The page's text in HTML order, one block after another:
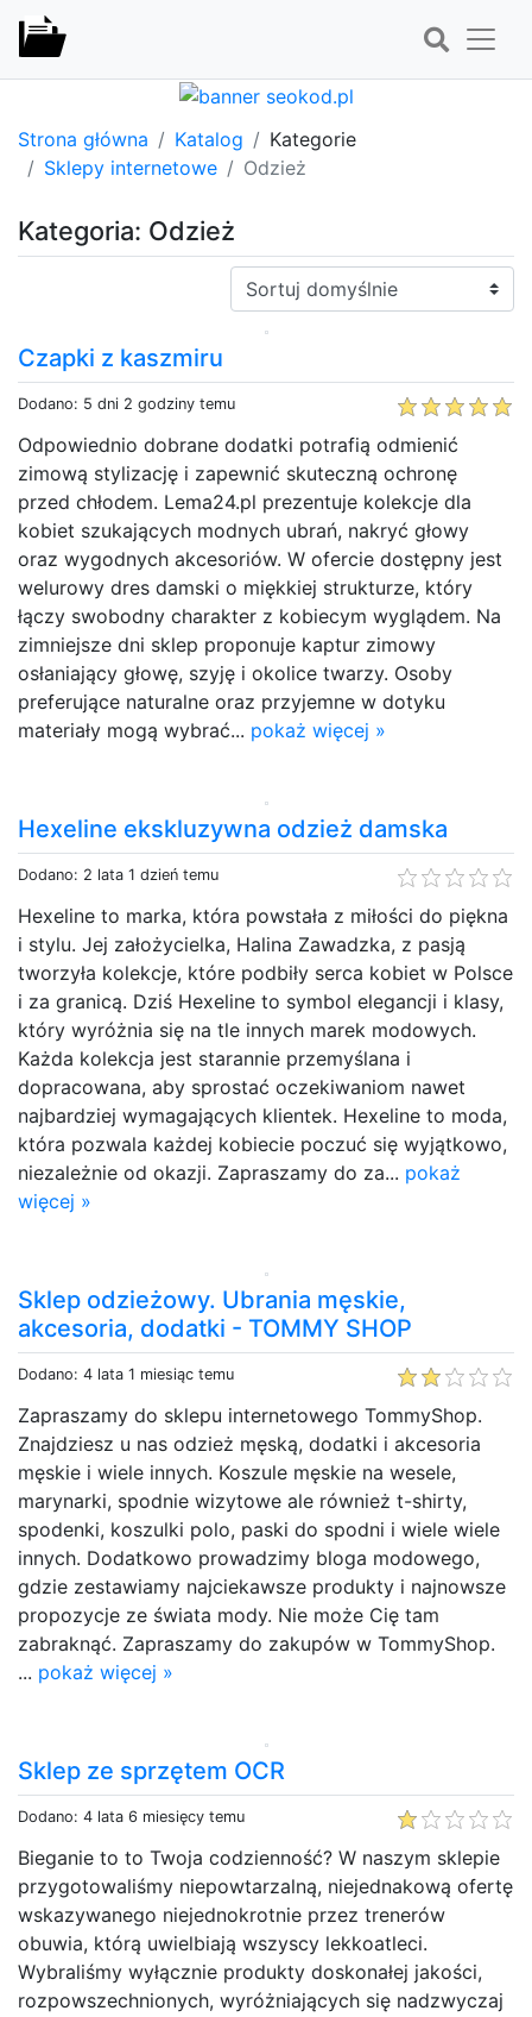
Strona główna Katalog
Kategorie
Sklepy internetowe
Odzież
Kategoria: Odzież
Sortuj:
Czapki z kaszmiru
Dodano: 5 dni 2 godziny temu
Odpowiednio dobrane dodatki potrafią odmienić
zimową stylizację i zapewnić skuteczną ochronę
przed chłodem. Lema24.pl prezentuje kolekcje dla
kobiet szukających modnych ubrań, nakryć głowy
oraz wygodnych akcesoriów. W ofercie dostępny jest
welurowy dres damski o miękkiej strukturze, który
łączy swobodny charakter z kobiecym wyglądem. Na
zimniejsze dni sklep proponuje kaptur zimowy
osłaniający głowę, szyję i okolice twarzy. Osoby
preferujące naturalne oraz przyjemne w dotyku
materiały mogą wybrać... pokaż więcej »
Hexeline ekskluzywna odzież damska
Dodano: 2 lata 1 dzień temu
Hexeline to marka, która powstała z miłości do piękna
i stylu. Jej założycielka, Halina Zawadzka, z pasją
tworzyła kolekcje, które podbiły serca kobiet w Polsce
i za granicą. Dziś Hexeline to symbol elegancji i klasy,
który wyróżnia się na tle innych marek modowych.
Każda kolekcja jest starannie przemyślana i
dopracowana, aby sprostać oczekiwaniom nawet
najbardziej wymagających klientek. Hexeline to moda,
która pozwala każdej kobiecie poczuć się wyjątkowo,
niezależnie od okazji. Zapraszamy do za... pokaż
więcej »
Sklep odzieżowy. Ubrania męskie,
akcesoria, dodatki - TOMMY SHOP
Dodano: 4 lata 1 miesiąc temu
Zapraszamy do sklepu internetowego TommyShop.
Znajdziesz u nas odzież męską, dodatki i akcesoria
męskie i wiele innych. Koszule męskie na wesele,
marynarki, spodnie wizytowe ale również t-shirty,
spodenki, koszulki polo, paski do spodni i wiele wiele
innych. Dodatkowo prowadzimy bloga modowego,
gdzie zestawiamy najciekawsze produkty i najnowsze
propozycje ze świata mody. Nie może Cię tam
zabraknąć. Zapraszamy do zakupów w TommyShop.
... pokaż więcej »
Sklep ze sprzętem OCR
Dodano: 4 lata 6 miesięcy temu
Bieganie to to Twoja codzienność? W naszym sklepie
przygotowaliśmy niepowtarzalną, niejednakową ofertę
wskazywanego niejednokrotnie przez trenerów
obuwia, którą uwielbiają wszyscy lekkoatleci.
Wybraliśmy wyłącznie produkty doskonałej jakości,
rozpowszechnionych, wyróżniających się nadzwyczaj